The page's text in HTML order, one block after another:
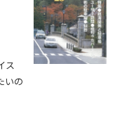
ス
いの